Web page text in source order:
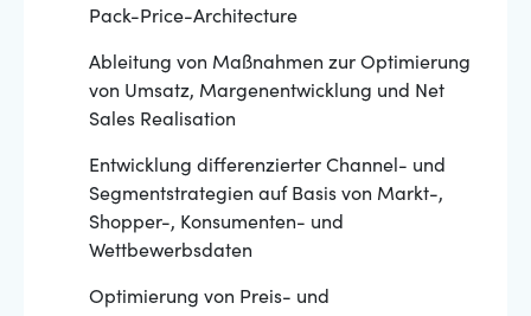
Pack-Price-Architecture
Ableitung von Maßnahmen zur Optimierung
von Umsatz, Margenentwicklung und Net
Sales Realisation
Entwicklung differenzierter Channel- und
Segmentstrategien auf Basis von Markt-,
Shopper-, Konsumenten- und
Wettbewerbsdaten
Optimierung von Preis- und